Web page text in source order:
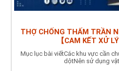
THỢ CHỐNG THẤM TRẦN
【CAM KẾT XỬ
Mục lục bài viếtCác khu vực cần
dộtNên sử dụng vật